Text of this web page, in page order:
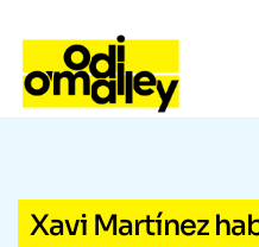
Xavi Martínez